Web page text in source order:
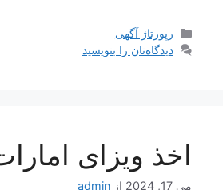
دسته‌ها
رپورتاژ آگهی
دیدگاه‌تان را بنویسید
اخذ ویزای
می 17, 2024 از admin